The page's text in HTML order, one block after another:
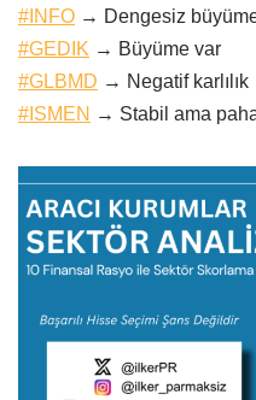
#INFO → Dengesiz
#GEDIK → Büyüme var
#GLBMD → Negatif karlılık
#ISMEN → Stabil ama